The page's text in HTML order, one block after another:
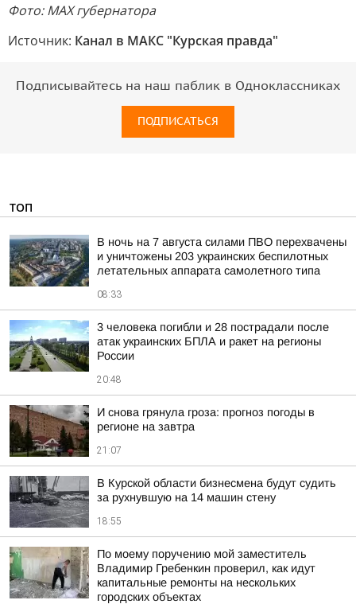
Фото: МАХ губернатора
Источник: Канал в МАКС "Курская правда"
Подписывайтесь на наш паблик в Одноклассниках
ПОДПИСАТЬСЯ
ТОП
В ночь на 7 августа силами ПВО перехвачены
и уничтожены 203 украинских беспилотных
летательных аппарата самолетного типа
08:33
3 человека погибли и 28 пострадали после
атак украинских БПЛА и ракет на регионы
России
20:48
И снова грянула гроза: прогноз погоды в
регионе на завтра
21:07
В Курской области бизнесмена будут судить
за рухнувшую на 14 машин стену
18:55
По моему поручению мой заместитель
Владимир Гребенкин проверил, как идут
капитальные ремонты на нескольких
городских объектах